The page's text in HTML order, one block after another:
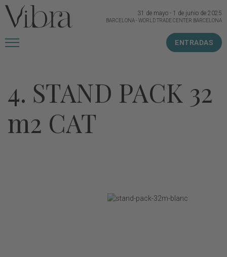
ENTRADAS
31 de mayo- 1 de junio de 2025
BARCELONA-WORLD TRADE CENTER BARCELONA
4. STAND PACK 32
m2 CAT